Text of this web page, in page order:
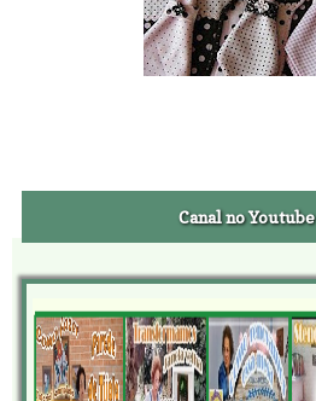
Canal no Youtube